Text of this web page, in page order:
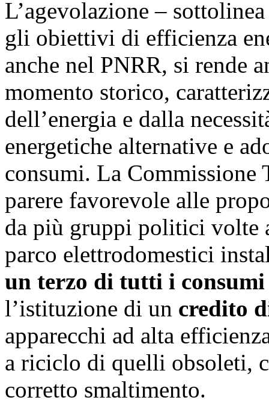
L’agevolazione –
gli obiettivi di efficienza
anche nel PNRR, si rende
momento storico,
dell’energia e dalla
energetiche alternative e
consumi. La Commissione
parere favorevole alle
da più gruppi politici volte
parco elettrodomestici
un terzo di tutti i
l’istituzione di un credito
apparecchi ad alta
a riciclo di quelli obsoleti,
corretto smaltimento.